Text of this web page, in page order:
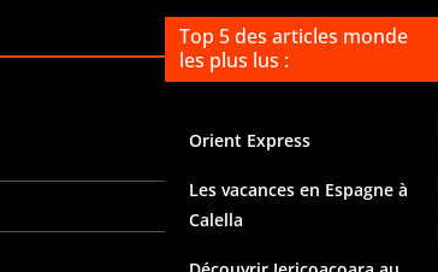
Top 5 des articles monde
les plus lus :
Orient Express
Les vacances en Espagne à
Calella